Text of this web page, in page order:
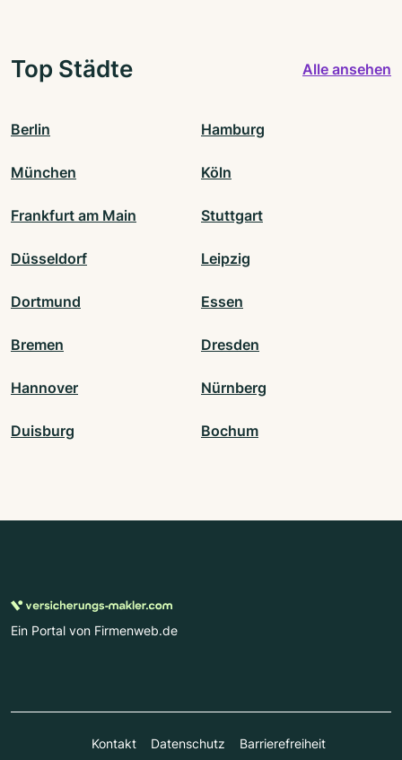
Top Städte Alle ansehen
Berlin Hamburg
München Köln
Frankfurt am Main Stuttgart
Düsseldorf Leipzig
Dortmund Essen
Bremen Dresden
Hannover Nürnberg
Duisburg Bochum
Ein Portal von Firmenweb.de
Kontakt Datenschutz Barrierefreiheit